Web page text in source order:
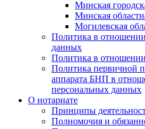
Минская
Минская
Могилевская
Политика в
данных
Политика в
Политика первичной
аппарата БНП в
персональных данных
О нотариате
Принципы
Полномочия и